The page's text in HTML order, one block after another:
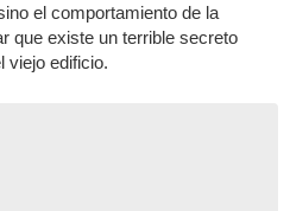
el comportamiento de la
que existe un terrible secreto
viejo edificio.